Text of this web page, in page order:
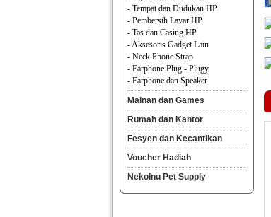
- Tempat dan Dudukan HP
- Pembersih Layar HP
- Tas dan Casing HP
- Aksesoris Gadget Lain
- Neck Phone Strap
- Earphone Plug - Plugy
- Earphone dan Speaker
Mainan dan Games
Rumah dan Kantor
Fesyen dan Kecantikan
Voucher Hadiah
NekoInu Pet Supply